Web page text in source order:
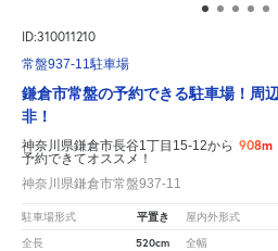
ID:310011210
常盤937-11駐車場
鎌倉市常盤の予約できる駐車場！周
非！
神奈川県鎌倉市長谷1丁目15-12から 908m
予約できてオススメ！
神奈川県鎌倉市常盤937-11
駐車場形式 平置き 屋内外形式
全長 520cm 全幅